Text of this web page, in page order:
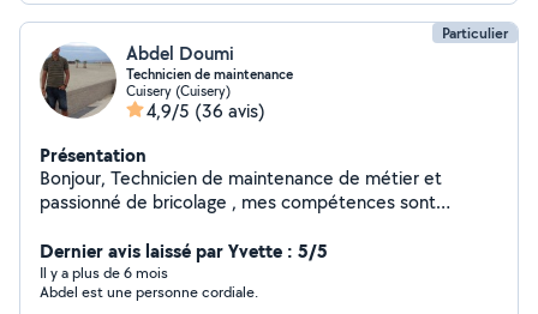
Particulier
Abdel Doumi
Technicien de maintenance
Cuisery (Cuisery)
4,9/5 (36 avis)
Présentation
Bonjour, Technicien de maintenance de métier et
passionné de bricolage , mes compétences sont
automobile ... J'espère pouvoir vous aider.
Dernier avis laissé par Yvette : 5/5
Il y a plus de 6 mois
Abdel est une personne cordiale.